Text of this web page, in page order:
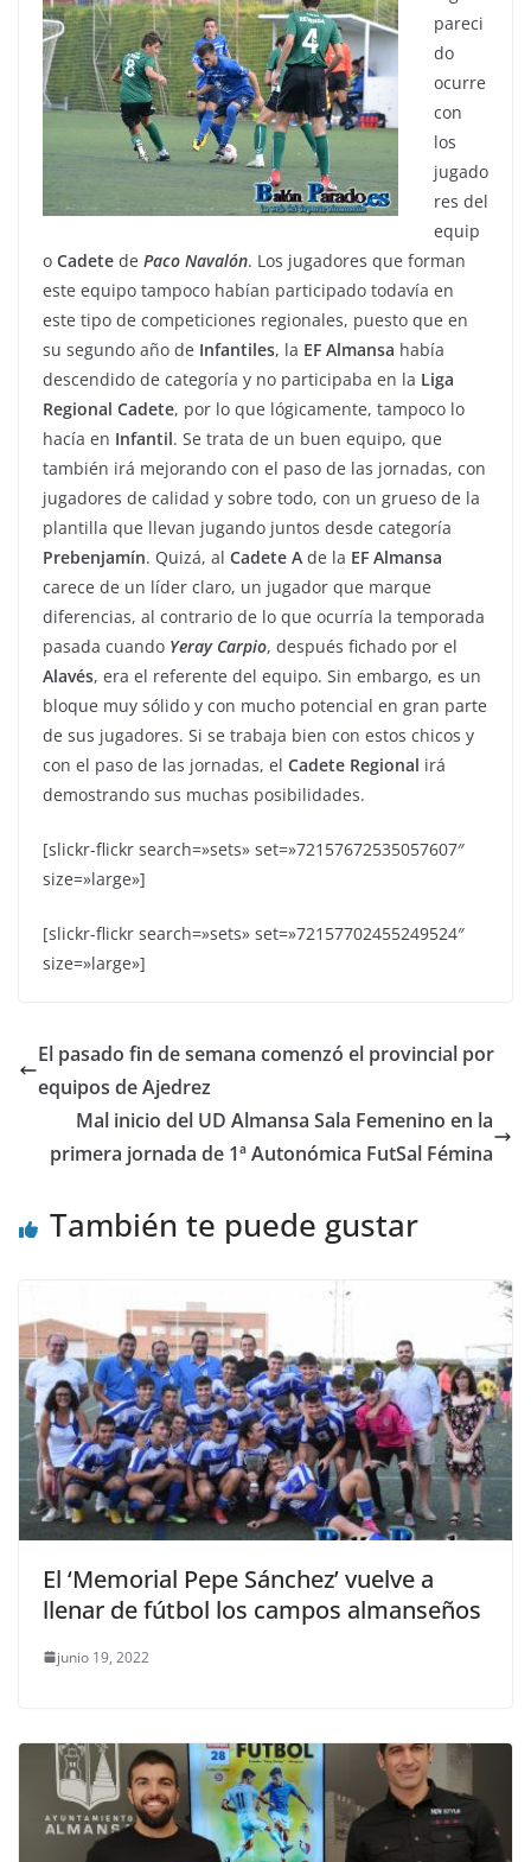
pareci
do
ocurre
con
los
jugado
res del
equip
o Cadete de Paco Navalón. Los jugadores que forman
este equipo tampoco habían participado todavía en
este tipo de competiciones regionales, puesto que en
su segundo año de Infantiles, la EF Almansa había
descendido de categoría y no participaba en la Liga
Regional Cadete, por lo que lógicamente, tampoco lo
hacía en Infantil. Se trata de un buen equipo, que
también irá mejorando con el paso de las jornadas, con
jugadores de calidad y sobre todo, con un grueso de la
plantilla que llevan jugando juntos desde categoría
Prebenjamín. Quizá, al Cadete A de la EF Almansa
carece de un líder claro, un jugador que marque
diferencias, al contrario de lo que ocurría la temporada
pasada cuando Yeray Carpio, después fichado por el
Alavés, era el referente del equipo. Sin embargo, es un
bloque muy sólido y con mucho potencial en gran parte
de sus jugadores. Si se trabaja bien con estos chicos y
con el paso de las jornadas, el Cadete Regional irá
demostrando sus muchas posibilidades.
[slickr-flickr search=»sets» set=»72157672535057607″
size=»large»]
[slickr-flickr search=»sets» set=»72157702455249524″
size=»large»]
El pasado fin de semana comenzó el provincial por
equipos de Ajedrez
Mal inicio del UD Almansa Sala Femenino en la
primera jornada de 1ª Autonómica FutSal Fémina
También te puede gustar
El ‘Memorial Pepe Sánchez’ vuelve a
llenar de fútbol los campos almanseños
junio 19, 2022